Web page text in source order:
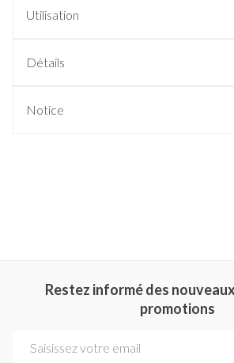
Utilisation
Détails
Notice
Restez informé des
promotions